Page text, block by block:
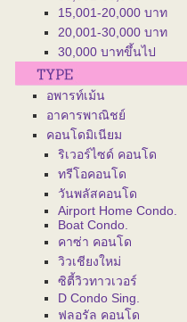
15,001-20,000 บาท
20,001-30,000 บาท
30,000 บาทขึ้นไป
อพารท์เม้น
อาคารพาณิชย์
คอนโดมิเนียม
ริเวอร์ไซด์ คอนโด
ทรีโอคอนโด
วันพลัสคอนโด
Airport Home Condo.
Boat Condo.
คาซ่า คอนโด
วิวเชียงใหม่
ซิตี้วิวทาวเวอร์
D Condo Sing.
ฟลอรัล คอนโด